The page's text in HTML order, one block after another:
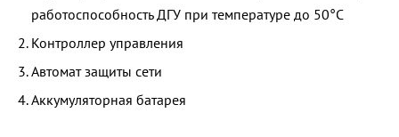
работоспособность ДГУ при температуре до 50°С
Контроллер управления
Автомат защиты сети
Аккумуляторная батарея